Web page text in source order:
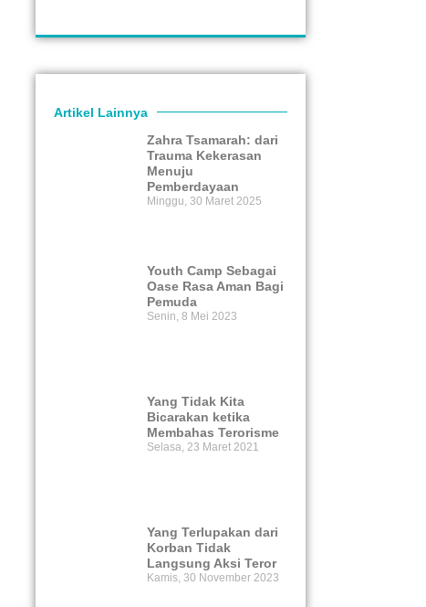
Artikel Lainnya
Zahra Tsamarah: dari
Trauma Kekerasan
Menuju
Pemberdayaan
Minggu, 30 Maret 2025
Youth Camp Sebagai
Oase Rasa Aman Bagi
Pemuda
Senin, 8 Mei 2023
Yang Tidak Kita
Bicarakan ketika
Membahas Terorisme
Selasa, 23 Maret 2021
Yang Terlupakan dari
Korban Tidak
Langsung Aksi Teror
Kamis, 30 November 2023